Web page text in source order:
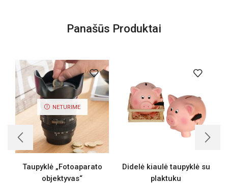
Panašūs Produktai
NETURIME
Taupyklė „Fotoaparato
objektyvas“
Didelė kiaulė taupyklė su
plaktuku